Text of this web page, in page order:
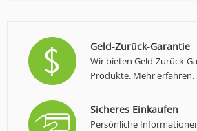
Geld-Zurück-Garantie
Wir bieten Geld-Zurück-
Produkte. Mehr erfahren.
Sicheres Einkaufen
Persönliche